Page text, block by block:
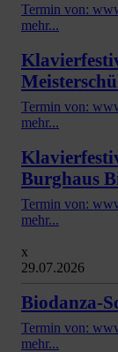
Termin von:
mehr...
Termin von:
mehr...
Burghaus
Termin von:
mehr...
x
29.07.2026
Biodanza-
Termin von:
mehr...